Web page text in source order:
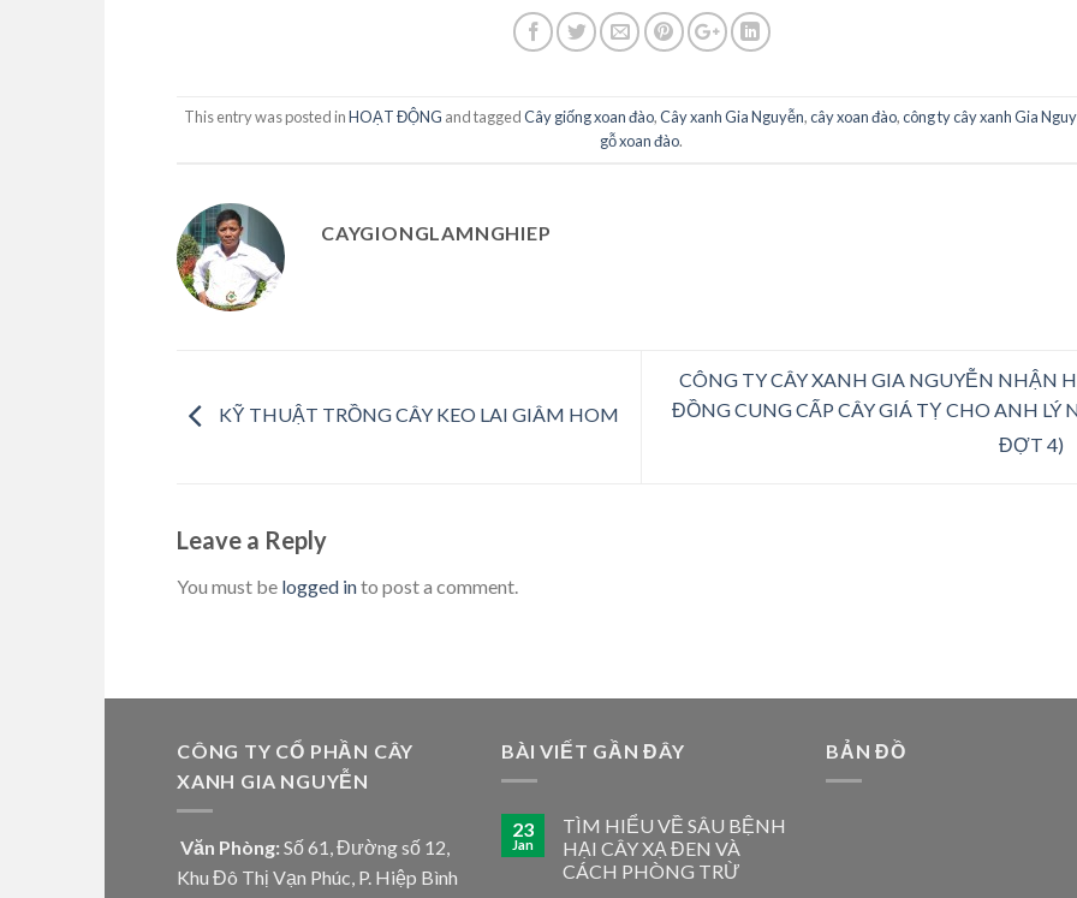
This entry was posted inHOẠT ĐỘNG and taggedCây giống xoan đào,Cây xanh Gia Nguyễn,cây xoan đào,công ty cây xanh Gia
gỗ xoan đào.
CAYGIONGLAMNGHIEP
KỸ THUẬT TRỒNG CÂY KEO LAI GIÂM HOM
CÔNG TY CÂY XANH GIA NGUYỄN NHẬN
ĐỒNG CUNG CẤP CÂY GIÁ TỴ CHO ANH LÝ
ĐỢT 4)
Leave a Reply
You must be logged into post a comment.
CÔNG TY CỔ PHẦN CÂY
XANH GIA NGUYỄN
Văn Phòng: Số 61, Đường số 12,
Khu Đô Thị Vạn Phúc, P. Hiệp Bình
BÀI VIẾT GẦN ĐÂY
23
Jan
TÌM HIỂU VỀ SÂU BỆNH
HẠI CÂY XẠ ĐEN VÀ
CÁCH PHÒNG TRỪ
BẢN ĐỒ